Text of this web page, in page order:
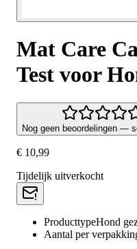
Mat Care
Test voor
Nog geen beoordelingen —
€ 10,99
Tijdelijk uitverkocht
ProducttypeHond
Aantal per